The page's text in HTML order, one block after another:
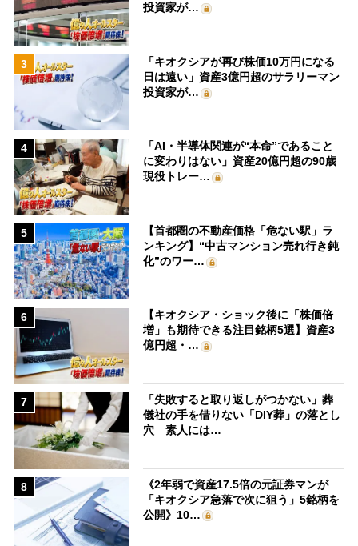
投資家が…
3
「キオクシアが再び株価10万円になる
日は遠い」資産3億円超のサラリーマン
投資家が…
4
「AI・半導体関連が“本命”であること
に変わりはない」資産20億円超の90歳
現役トレー…
5
【首都圏の不動産価格「危ない駅」ラ
ンキング】“中古マンション売れ行き鈍
化”のワー…
6
【キオクシア・ショック後に「株価倍
増」も期待できる注目銘柄5選】資産3
億円超・…
7
「失敗すると取り返しがつかない」葬
儀社の手を借りない「DIY葬」の落とし
穴 素人には…
8
《2年弱で資産17.5倍の元証券マンが
「キオクシア急落で次に狙う」5銘柄を
公開》10…